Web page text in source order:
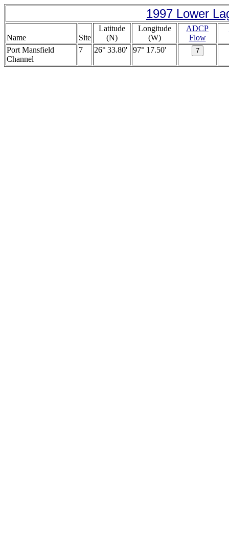
1997 Lower
Name Site
Latitude
(N)
Longitude
(W)
ADCP
Flow
Port Mansfield
Channel
7 26° 33.80' 97° 17.50'